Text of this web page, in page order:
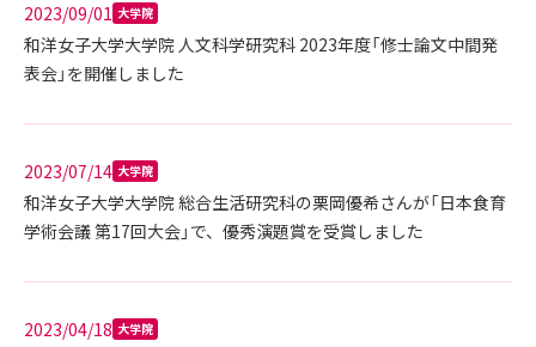
2023/09/01 大学院
和洋女子大学大学院 人文科学研究科 2023年度「修士論文中間発
表会」を開催しました
2023/07/14 大学院
和洋女子大学大学院 総合生活研究科の栗岡優希さんが「日本食育
学術会議 第17回大会」で、優秀演題賞を受賞しました
2023/04/18 大学院